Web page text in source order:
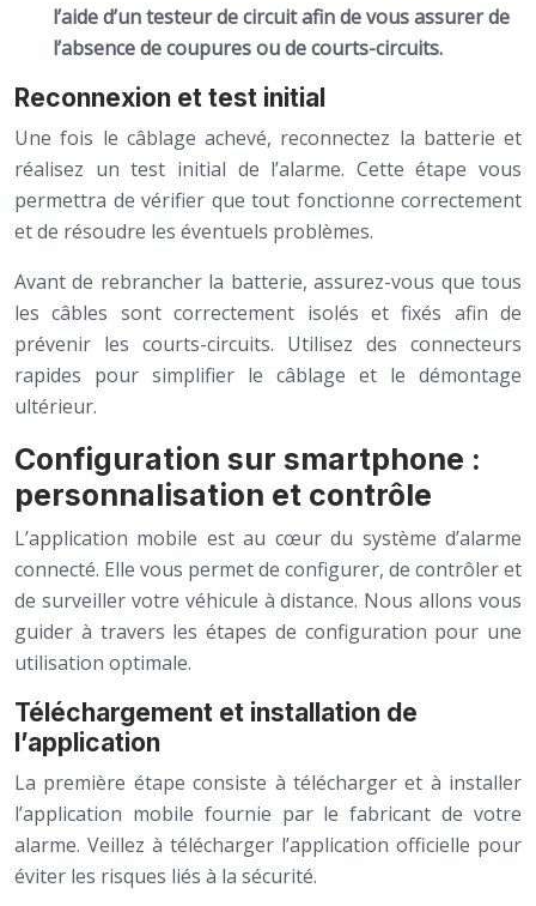
l’aide d’un testeur de circuit afin de vous assurer de
l’absence de coupures ou de courts-circuits.
Reconnexion et test initial
Une fois le câblage achevé, reconnectez la batterie et
réalisez un test initial de l’alarme. Cette étape vous
permettra de vérifier que tout fonctionne correctement
et de résoudre les éventuels problèmes.
Avant de rebrancher la batterie, assurez-vous que tous
les câbles sont correctement isolés et fixés afin de
prévenir les courts-circuits. Utilisez des connecteurs
rapides pour simplifier le câblage et le démontage
ultérieur.
Configuration sur smartphone :
personnalisation et contrôle
L’application mobile est au cœur du système d’alarme
connecté. Elle vous permet de configurer, de contrôler et
de surveiller votre véhicule à distance. Nous allons vous
guider à travers les étapes de configuration pour une
utilisation optimale.
Téléchargement et installation de
l’application
La première étape consiste à télécharger et à installer
l’application mobile fournie par le fabricant de votre
alarme. Veillez à télécharger l’application officielle pour
éviter les risques liés à la sécurité.